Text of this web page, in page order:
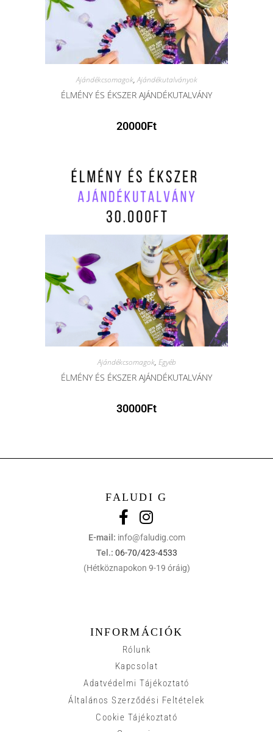
Ajándékcsomagok,Ajándékutalványok
ÉLMÉNY ÉS ÉKSZER AJÁNDÉKUTALVÁNY
20000Ft
Ajándékcsomagok, Egyéb
ÉLMÉNY ÉS ÉKSZER AJÁNDÉKUTALVÁNY
30000Ft
FALUDI G
E-mail: info@faludig.com
Tel.: 06-70/423-4533
(Hétköznapokon 9-19 óráig)
INFORMÁCIÓK
Rólunk
Kapcsolat
Adatvédelmi Tájékoztató
Általános Szerződési Feltételek
Cookie Tájékoztató